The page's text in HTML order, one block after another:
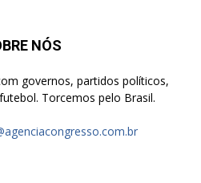
NÓS
governos, partidos políticos,
Torcemos pelo Brasil.